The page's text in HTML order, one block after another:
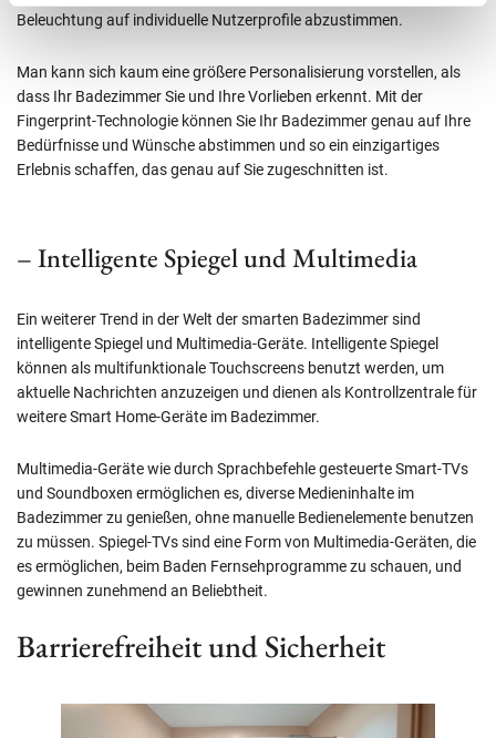
Beleuchtung auf individuelle Nutzerprofile abzustimmen.
Man kann sich kaum eine größere Personalisierung vorstellen, als
dass Ihr Badezimmer Sie und Ihre Vorlieben erkennt. Mit der
Fingerprint-Technologie können Sie Ihr Badezimmer genau auf Ihre
Bedürfnisse und Wünsche abstimmen und so ein einzigartiges
Erlebnis schaffen, das genau auf Sie zugeschnitten ist.
– Intelligente Spiegel und Multimedia
Ein weiterer Trend in der Welt der smarten Badezimmer sind
intelligente Spiegel und Multimedia-Geräte. Intelligente Spiegel
können als multifunktionale Touchscreens benutzt werden, um
aktuelle Nachrichten anzuzeigen und dienen als Kontrollzentrale für
weitere Smart Home-Geräte im Badezimmer.
Multimedia-Geräte wie durch Sprachbefehle gesteuerte Smart-TVs
und Soundboxen ermöglichen es, diverse Medieninhalte im
Badezimmer zu genießen, ohne manuelle Bedienelemente benutzen
zu müssen. Spiegel-TVs sind eine Form von Multimedia-Geräten, die
es ermöglichen, beim Baden Fernsehprogramme zu schauen, und
gewinnen zunehmend an Beliebtheit.
Barrierefreiheit und Sicherheit